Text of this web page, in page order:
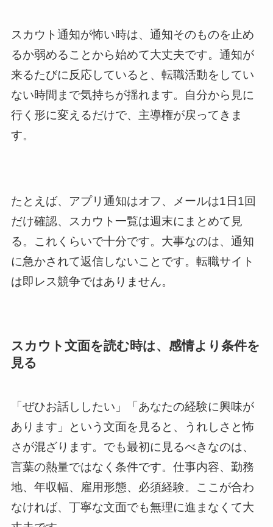
スカウト通知が怖い時は、通知そのものを止め
るか弱めることから始めて大丈夫です。通知が
来るたびに反応していると、転職活動をしてい
ない時間まで気持ちが揺れます。自分から見に
行く形に変えるだけで、主導権が戻ってきま
す。
たとえば、アプリ通知はオフ、メールは1日1回
だけ確認、スカウト一覧は週末にまとめて見
る。これくらいで十分です。大事なのは、通知
に急かされて返信しないことです。転職サイト
は即レス競争ではありません。
スカウト文面を読む時は、感情より条件を
見る
「ぜひお話ししたい」「あなたの経験に興味が
あります」という文面を見ると、うれしさと怖
さが混ざります。でも最初に見るべきなのは、
言葉の熱量ではなく条件です。仕事内容、勤務
地、年収幅、雇用形態、必須経験。ここが合わ
なければ、丁寧な文面でも無理に進まなくて大